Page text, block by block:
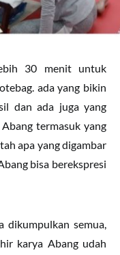
30 menit untuk
ada yang bikin
dan ada juga yang
termasuk yang
apa yang digambar
bisa berekspresi
dikumpulkan semua,
karya Abang udah